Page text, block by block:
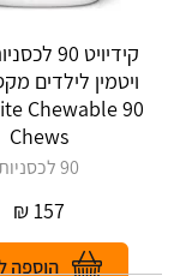
קידיויט
ויטמין לילדים
Chewable 90
Chews
90 לכסניות
157
₪